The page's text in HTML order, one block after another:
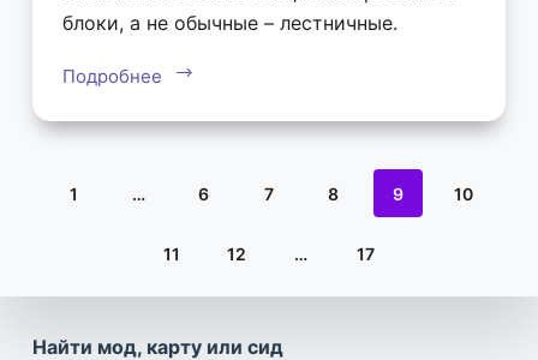
блоки, а не обычные – лестничные.
Подробнее
1 … 6 7 8 9 10
11 12 … 17
Найти мод, карту или сид